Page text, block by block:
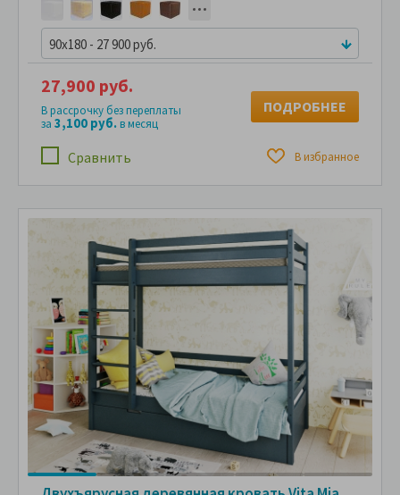
90x180 - 27 900 руб.
Сравнить В избранное
27,900 руб.
В рассрочку без переплаты
за 3,100 руб.в месяц
ПОДРОБНЕЕ